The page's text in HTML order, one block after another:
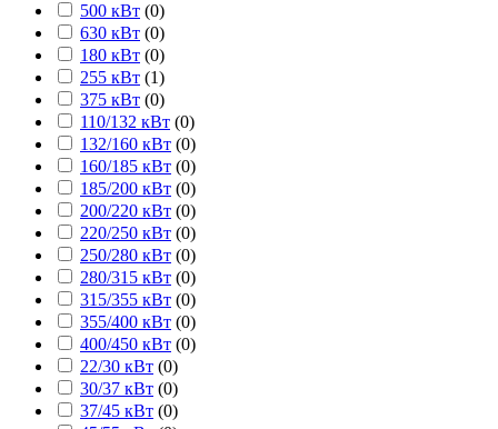
500 кВт (0)
630 кВт (0)
180 кВт (0)
255 кВт (1)
375 кВт (0)
110/132 кВт (0)
132/160 кВт (0)
160/185 кВт (0)
185/200 кВт (0)
200/220 кВт (0)
220/250 кВт (0)
250/280 кВт (0)
280/315 кВт (0)
315/355 кВт (0)
355/400 кВт (0)
400/450 кВт (0)
22/30 кВт (0)
30/37 кВт (0)
37/45 кВт (0)